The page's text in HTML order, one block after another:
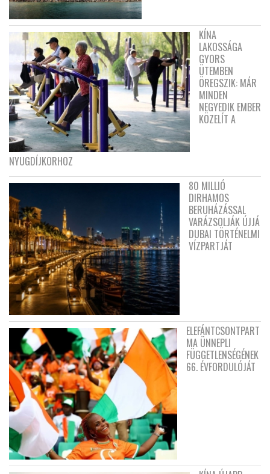
KÍNA
LAKOSSÁGA
GYORS
ÜTEMBEN
ÖREGSZIK: MÁR
MINDEN
NEGYEDIK EMBER
KÖZELÍT A
NYUGDÍJKORHOZ
80 MILLIÓ
DIRHAMOS
BERUHÁZÁSSAL
VARÁZSOLJÁK ÚJJÁ
DUBAI TÖRTÉNELMI
VÍZPARTJÁT
ELEFÁNTCSONTPART
MA ÜNNEPLI
FÜGGETLENSÉGÉNEK
66. ÉVFORDULÓJÁT